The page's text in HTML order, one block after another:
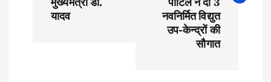
यादव
नवनिर्मित विद्युत
उप-केन्द्रों की
सौगात